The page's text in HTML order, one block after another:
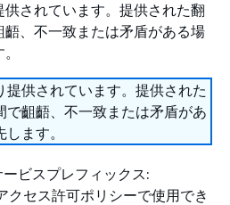
されています。提供された翻
、不一致または矛盾がある場
提供されています。提供された
で齟齬、不一致または矛盾があ
ます。
ビスプレフィックス:
クセス許可ポリシーで使用でき